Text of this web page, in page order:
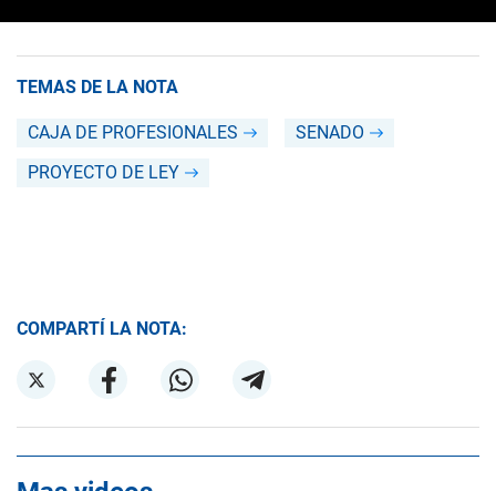
TEMAS DE LA NOTA
CAJA DE PROFESIONALES
SENADO
PROYECTO DE LEY
COMPARTÍ LA NOTA: